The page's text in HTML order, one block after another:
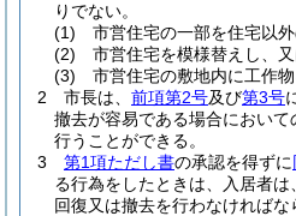
りでない。
(1)
市営住宅の一部を住宅以
(2)
市営住宅を模様替えし、又
(3)
市営住宅の敷地内に工作物
2
市長は、 前項第2号及び第3号
撤去が容易である場合において
行うことができる。
3
第1項ただし書の承認を得ずに
る行為をしたときは、入居者
回復又は撤去を行わなければな